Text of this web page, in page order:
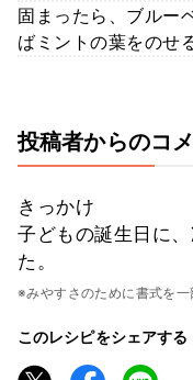
固まったら、ブルー
ばミントの葉をのせる
投稿者からのコ
きっかけ
子どもの誕生日に
た。
※みやすさのために書式を一
このレシピをシェアする